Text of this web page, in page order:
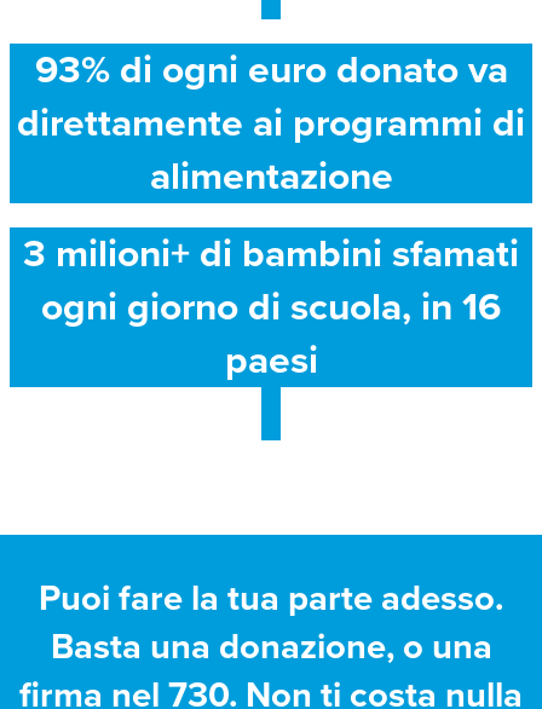
93% di ogni euro donato va
direttamente ai programmi di
alimentazione
3 milioni+ di bambini sfamati
ogni giorno di scuola, in 16
paesi
Puoi fare la tua parte adesso.
Basta una donazione, o una
firma nel 730. Non ti costa nulla